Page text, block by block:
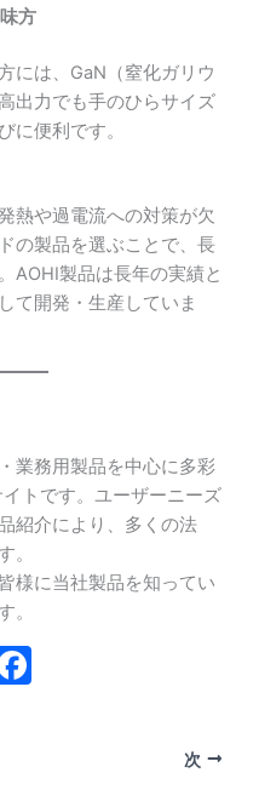
方
には、GaN（窒化ガリウ
出力でも手のひらサイズ
に便利です。
熱や過電流への対策が欠
の製品を選ぶことで、長
AOHI製品は長年の実績と
て開発・生産していま
業務用製品を中心に多彩
トです。ユーザーニーズ
紹介により、多くの法
。
様に当社製品を知ってい
。
次